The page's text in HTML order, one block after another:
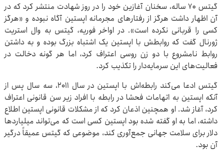
گیتس ۷۰ ساله، سخنان آغازین خود را در روز شهادت منتشر کرد که در
آن اظهار داشت هرگز از رفتارهای مجرمانه اپستین آگاه نبوده و «هرگز
کسی را قربانی نکرده است». در اواخر فوریه، گیتس به وال استریت
ژورنال گفت که روابطش با اپستین یک اشتباه بزرگ بوده و به داشتن
روابط نامشروع با دو زن روسی اعتراف کرد، اما هر گونه دخالت در
فعالیت‌های این سرمایه‌دار را تکذیب کرد.
گیتس ادعا می‌کند رابطه‌اش با اپستین در سال ۲۰۱۱، سه سال پس از
آنکه اپستین به اتهامات فحشا در رابطه با افراد زیر سن قانونی اعتراف
کرد، آغاز شد. او همچنین اذعان کرد که از مشکلات قانونی اپستین اطلاع
داشته، اما به او گفته شده بود اپستین کسی است که می‌تواند میلیاردها
دلار برای سلامت جهانی جمع‌آوری کند، موضوعی که گیتس عمیقاً درگیر
آن بود.